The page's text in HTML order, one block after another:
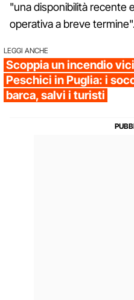
"una disponibilità recente
operativa a breve
LEGGI ANCHE
Scoppia un incendio
Peschici in Puglia: i
barca, salvi i turisti